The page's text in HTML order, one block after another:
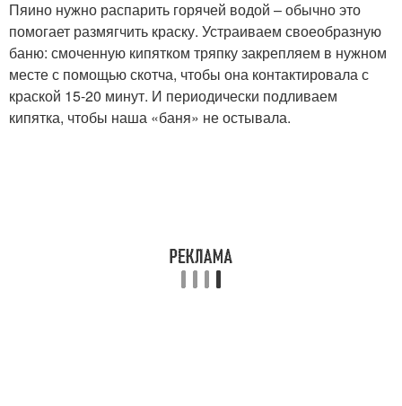
Пяино нужно распарить горячей водой – обычно это
помогает размягчить краску. Устраиваем своеобразную
баню: смоченную кипятком тряпку закрепляем в нужном
месте с помощью скотча, чтобы она контактировала с
краской 15-20 минут. И периодически подливаем
кипятка, чтобы наша «баня» не остывала.